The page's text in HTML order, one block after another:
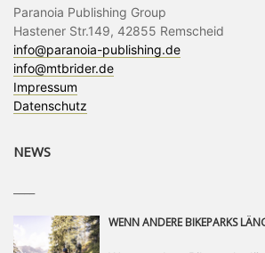
Paranoia Publishing Group
Hastener Str.149, 42855 Remscheid
info@paranoia-publishing.de
info@mtbrider.de
Impressum
Datenschutz
NEWS